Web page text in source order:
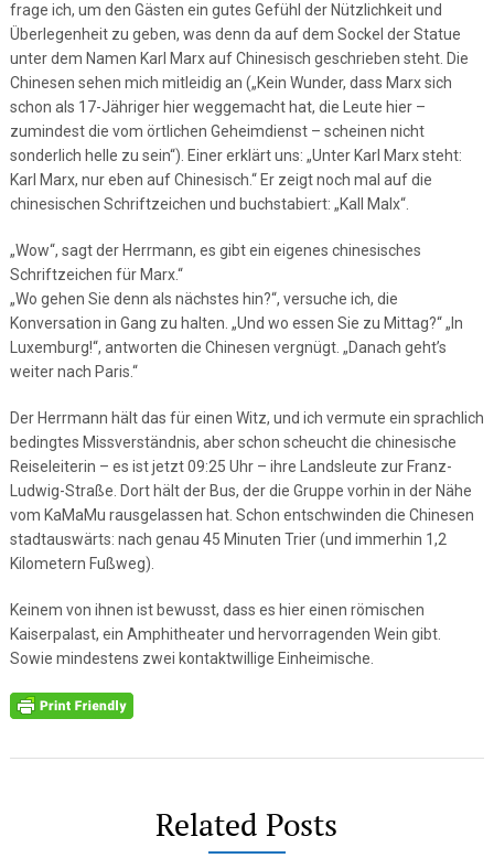
frage ich, um den Gästen ein gutes Gefühl der Nützlichkeit und
Überlegenheit zu geben, was denn da auf dem Sockel der Statue
unter dem Namen Karl Marx auf Chinesisch geschrieben steht. Die
Chinesen sehen mich mitleidig an („Kein Wunder, dass Marx sich
schon als 17-Jähriger hier weggemacht hat, die Leute hier –
zumindest die vom örtlichen Geheimdienst – scheinen nicht
sonderlich helle zu sein“). Einer erklärt uns: „Unter Karl Marx steht:
Karl Marx, nur eben auf Chinesisch.“ Er zeigt noch mal auf die
chinesischen Schriftzeichen und buchstabiert: „Kall Malx“.
„Wow“, sagt der Herrmann, es gibt ein eigenes chinesisches
Schriftzeichen für Marx.“
„Wo gehen Sie denn als nächstes hin?“, versuche ich, die
Konversation in Gang zu halten. „Und wo essen Sie zu Mittag?“ „In
Luxemburg!“, antworten die Chinesen vergnügt. „Danach geht’s
weiter nach Paris.“
Der Herrmann hält das für einen Witz, und ich vermute ein sprachlich
bedingtes Missverständnis, aber schon scheucht die chinesische
Reiseleiterin – es ist jetzt 09:25 Uhr – ihre Landsleute zur Franz-
Ludwig-Straße. Dort hält der Bus, der die Gruppe vorhin in der Nähe
vom KaMaMu rausgelassen hat. Schon entschwinden die Chinesen
stadtauswärts: nach genau 45 Minuten Trier (und immerhin 1,2
Kilometern Fußweg).
Keinem von ihnen ist bewusst, dass es hier einen römischen
Kaiserpalast, ein Amphitheater und hervorragenden Wein gibt.
Sowie mindestens zwei kontaktwillige Einheimische.
Related Posts